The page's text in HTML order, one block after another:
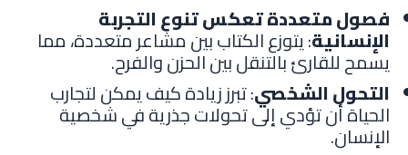
فصول متعددة تعكس تنوع التجربة
الإنسانية: يتوزع الكتاب بين مشاعر متعددة، مما
يسمح للقارئ بالتنقل بين الحزن والفرح.
التحول الشخصي: تبرز زيادة كيف يمكن لتجارب
الحياة أن تؤدي إلى تحولات جذرية في شخصية
الإنسان.